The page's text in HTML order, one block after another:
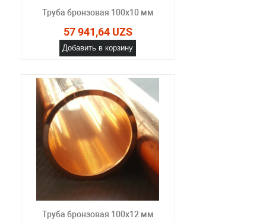
Труба бронзовая 100x10 мм
57 941,64 UZS
Добавить в корзину
Труба бронзовая 100x12 мм